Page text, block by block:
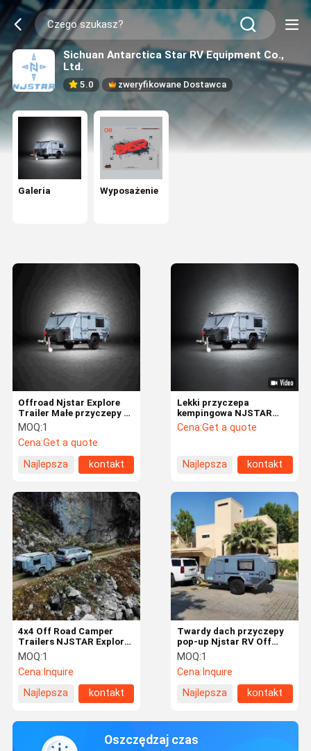
Sichuan Antarctica Star RV Equipment Co.,
Ltd.
5.0 zweryfikowane Dostawca
Galeria Wyposażenie
Offroad Njstar Explore
Trailer Małe przyczepy z
panelami słonecznymi
MOQ:1
Cena:Get a quote
Najlepsza
kontakt
Lekki przyczepa
kempingowa NJSTAR
Explorer do jazdy w
terenie, przeznaczona
rodzinnych przygód
Cena:Get a quote
Najlepsza
kontakt
4x4 Off Road Camper
Trailers NJSTAR Explorer
Overland Camper Trailer
MOQ:1
Cena: Inquire
Najlepsza
kontakt
Twardy dach przyczepy
pop-up Njstar RV Off
Road Hybrid Karawany
MOQ:1
Cena: Inquire
Najlepsza
kontakt
Oszczędzaj czas